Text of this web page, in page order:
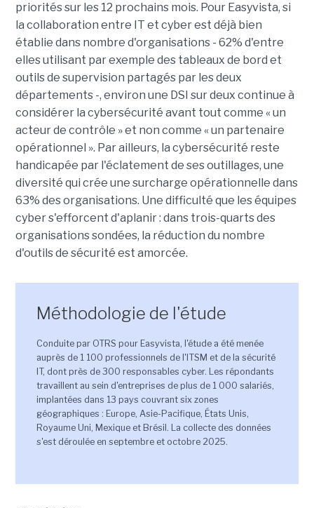
priorités sur les 12 prochains mois. Pour Easyvista, si
la collaboration entre IT et cyber est déjà bien
établie dans nombre d'organisations - 62% d'entre
elles utilisant par exemple des tableaux de bord et
outils de supervision partagés par les deux
départements -, environ une DSI sur deux continue à
considérer la cybersécurité avant tout comme « un
acteur de contrôle » et non comme « un partenaire
opérationnel ». Par ailleurs, la cybersécurité reste
handicapée par l'éclatement de ses outillages, une
diversité qui crée une surcharge opérationnelle dans
63% des organisations. Une difficulté que les équipes
cyber s'efforcent d'aplanir : dans trois-quarts des
organisations sondées, la réduction du nombre
d'outils de sécurité est amorcée.
Méthodologie de l'étude
Conduite par OTRS pour Easyvista, l'étude a été menée
auprès de 1 100 professionnels de l'ITSM et de la sécurité
IT, dont près de 300 responsables cyber. Les répondants
travaillent au sein d'entreprises de plus de 1 000 salariés,
implantées dans 13 pays couvrant six zones
géographiques : Europe, Asie-Pacifique, États Unis,
Royaume Uni, Mexique et Brésil. La collecte des données
s'est déroulée en septembre et octobre 2025.